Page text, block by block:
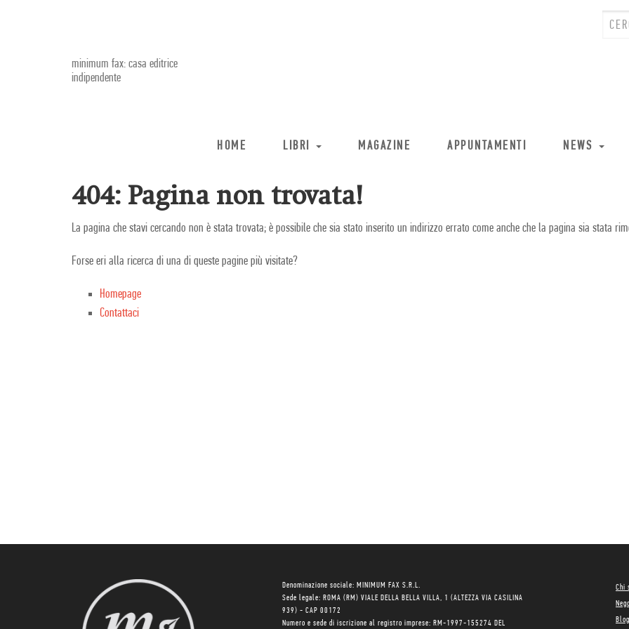
minimum fax: casa editrice
indipendente
HOME LIBRI MAGAZINE APPUNTAMENTI NEWS
404: Pagina non trovata!
La pagina che stavi cercando non è stata trovata; è possibile che sia stato inserito un indirizzo errato come anche che la pagina sia stata
Forse eri alla ricerca di una di queste pagine più visitate?
Homepage
Contattaci
Denominazione sociale: MINIMUM FAX S.R.L.
Sede legale: ROMA (RM) VIALE DELLA BELLA VILLA, 1 (ALTEZZA VIA CASILINA
939) - CAP 00172
Numero e sede di iscrizione al registro imprese: RM-1997-155274 DEL
Chi